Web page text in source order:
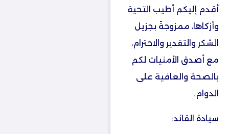
أقدم إليكم أطيب التحية
وأزكاها، ممزوجةً بجزيل
الشكر والتقدير والاحترام،
مع أصدق الأمنيات لكم
بالصحة والعافية على
الدوام.
سيادة القائد: